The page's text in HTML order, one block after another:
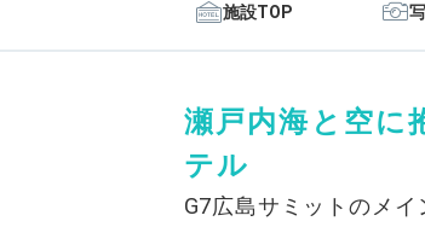
施設TOP
瀬戸内海と空に
テル
G7広島サミットのメ